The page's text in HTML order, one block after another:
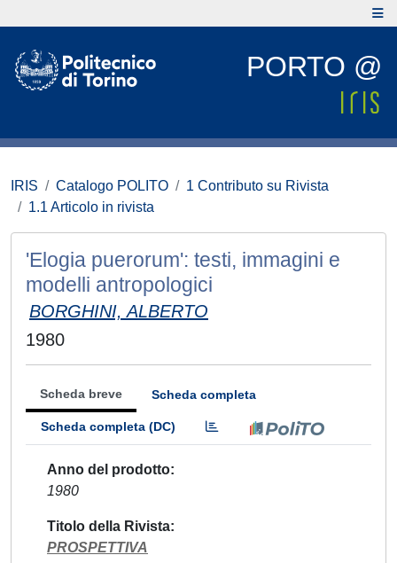
PORTO @
IRIS Catalogo POLITO
1 Contributo su Rivista
1.1 Articolo in rivista
'Elogia puerorum': testi, immagini e
modelli antropologici
BORGHINI, ALBERTO
1980
Scheda breve Scheda completa
Scheda completa (DC)
Anno del prodotto
1980
Titolo della Rivista
PROSPETTIVA